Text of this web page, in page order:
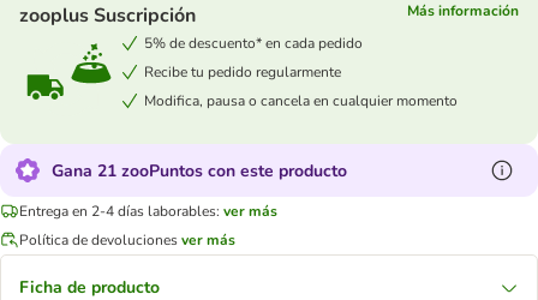
zooplus Suscripción
Más información
5% de descuento* en cada pedido
Recibe tu pedido regularmente
Modifica, pausa o cancela en cualquier momento
Gana 21 zooPuntos con este producto
Entrega en 2-4 días laborables: ver más
Política de devolucionesver más
Ficha de producto